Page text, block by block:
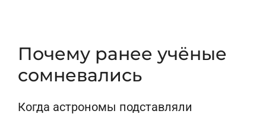
Почему ранее учёные
сомневались
Когда астрономы подставляли